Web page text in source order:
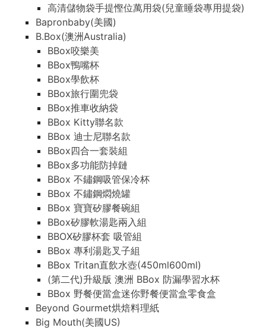
高清儲物袋手提慳位萬用袋(兒童睡袋專用提袋)
Bapronbaby(美國)
B.Box(澳洲Australia)
BBox咬樂美
BBox鴨嘴杯
BBox學飲杯
BBox旅行圍兜袋
BBox推車收納袋
BBox Kitty聯名款
BBox 迪士尼聯名款
BBox四合一套裝組
BBox多功能防掉鏈
BBox 不鏽鋼吸管保冷杯
BBox 不鏽鋼燜燒罐
BBox 寶寶矽膠餐碗組
BBox矽膠軟湯匙兩入組
BBOX矽膠杯套 吸管組
BBox 專利湯匙叉子組
BBox Tritan直飲水壺(450ml600ml)
(第二代)升級版 澳洲 BBox 防漏學習水杯
BBox 野餐便當盒迷你野餐便當盒零食盒
Beyond Gourmet烘焙料理紙
Big Mouth(美國US)